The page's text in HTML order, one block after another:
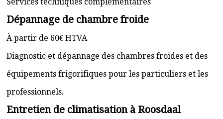
Dépannage de chambre froide
À partir de 60€ HTVA
Diagnostic et dépannage des chambres froides et des
équipements frigorifiques pour les particuliers et les
professionnels.
Entretien de climatisation à Roosdaal